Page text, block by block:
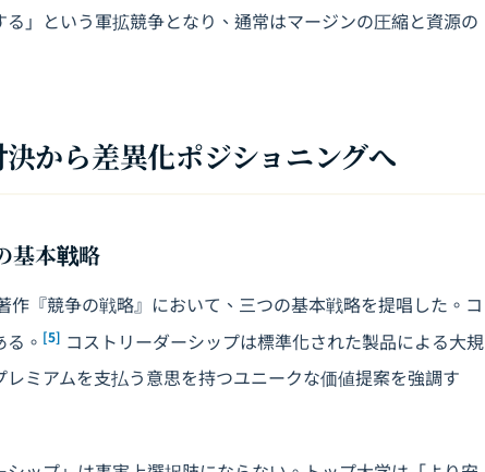
」という軍拡競争となり、通常はマージンの圧縮と資源の
から差異化ポジショニングへ
基本戦略
『競争の戦略』において、三つの基本戦略を提唱した。コ
。 [5] コストリーダーシップは標準化された製品による大規
ミアムを支払う意思を持つユニークな価値提案を強調す